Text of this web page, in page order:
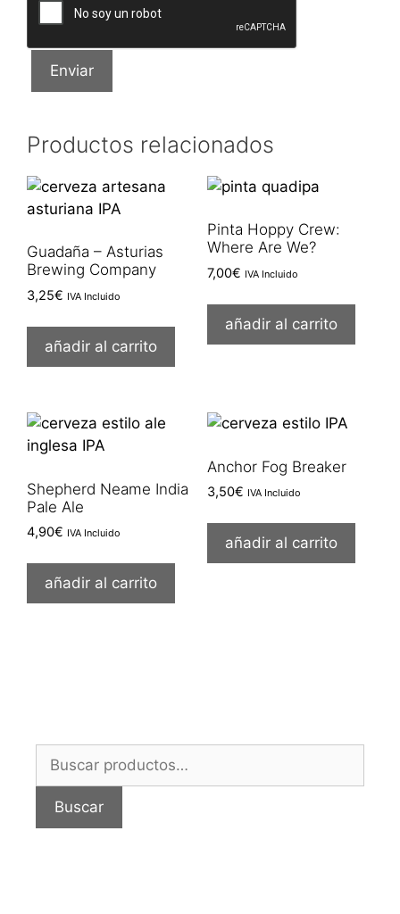
Productos relacionados
Guadaña – Asturias
Brewing Company
3,25€ IVA Incluido
añadir al carrito
Pinta Hoppy Crew:
Where Are We?
7,00€ IVA Incluido
añadir al carrito
Shepherd Neame India
Pale Ale
4,90€ IVA Incluido
añadir al carrito
Anchor Fog Breaker
3,50€ IVA Incluido
añadir al carrito
Buscar
Buscar